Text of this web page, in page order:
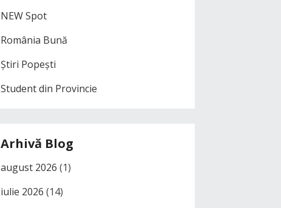
NEW Spot
România Bună
Știri Popești
Student din Provincie
Arhivă Blog
august 2026 (1)
iulie 2026 (14)